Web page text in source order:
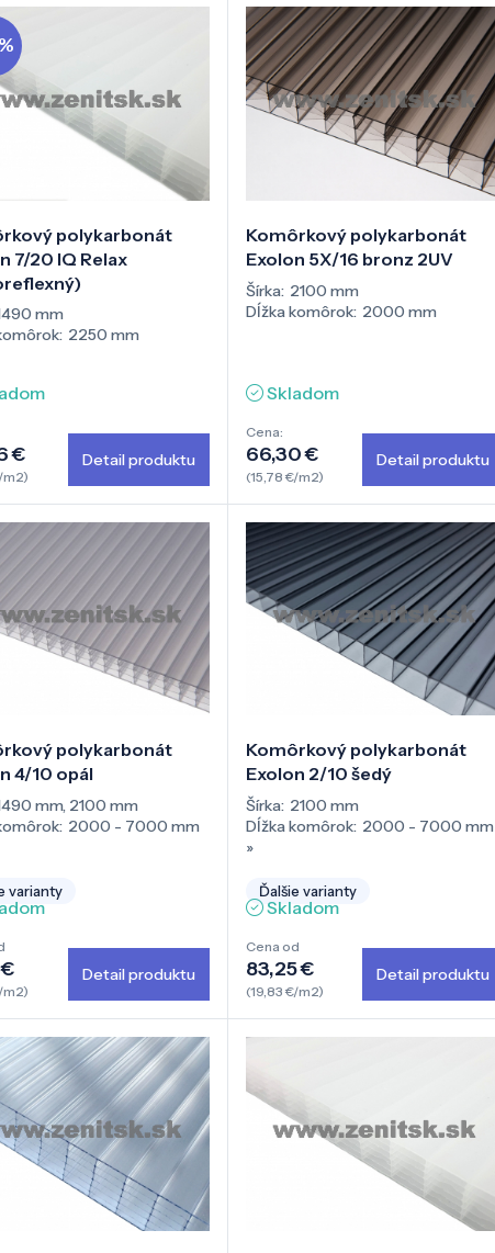
polykarbonát
7/20 IQ Relax
mm
2250 mm
€
m2)
Detail produktu
Komôrkový polykarbonát
Exolon 5X/16 bronz 2UV
Šírka: 2100 mm
Dĺžka komôrok: 2000 mm
Skladom
Cena:
66,30 €
(15,78 €/m2)
Detail produktu
polykarbonát
4/10 opál
mm, 2100 mm
2000 - 7000 mm
varianty
m2)
Detail produktu
Komôrkový polykarbonát
Exolon 2/10 šedý
Šírka: 2100 mm
Dĺžka komôrok: 2000 - 7000 mm
»
Ďalšie varianty
Skladom
Cena od
83,25 €
(19,83 €/m2)
Detail produktu